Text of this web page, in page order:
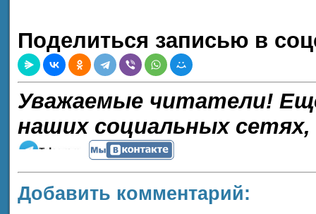
Поделиться записью в
Уважаемые читатели!
наших социальных
Добавить комментарий: